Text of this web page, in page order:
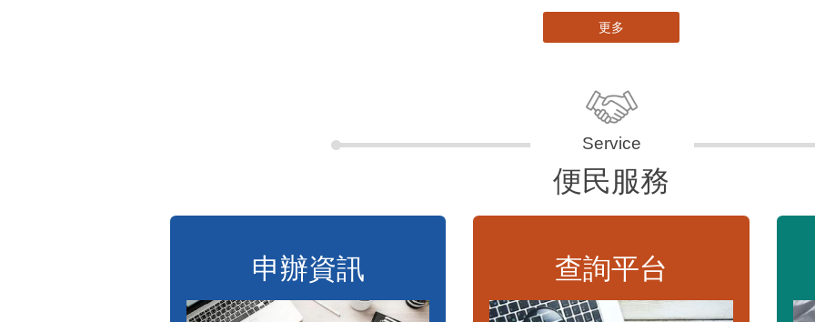
更多
便民服務
申辦資訊 查詢平台